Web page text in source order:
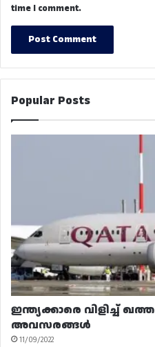
time I comment.
Popular Posts
ഇന്ത്യക്കാരെ വിളിച്ച്
അവസരങ്ങൾ
11/09/2022